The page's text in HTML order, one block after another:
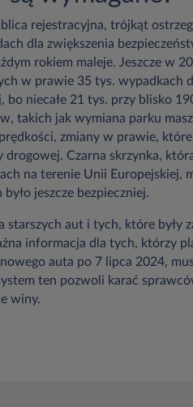
rejestracyjna, trójkąt
dla zwiększenia
rokiem maleje. Jeszcze w
w prawie 35 tys. wypadkach
bo niecałe 21 tys. przy blisko
takich jak wymiana parku
zmiany w prawie,
Czarna skrzynka,
na terenie Unii Europejskiej,
jeszcze bezpieczniej.
aut i tych, które były
informacja dla tych, którzy
auta po 7 lipca 2024,
ten pozwoli karać
winy.